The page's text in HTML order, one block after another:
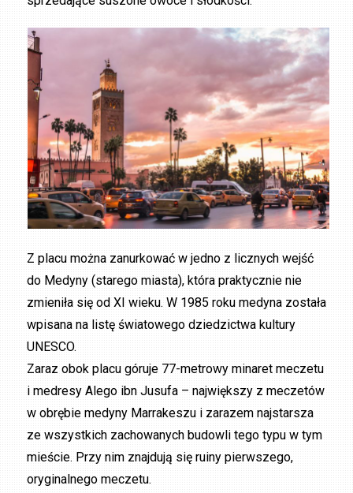
Z placu można zanurkować w jedno z licznych wejść
do Medyny (starego miasta), która praktycznie nie
zmieniła się od XI wieku. W 1985 roku medyna została
wpisana na listę światowego dziedzictwa kultury
UNESCO.
Zaraz obok placu góruje 77-metrowy minaret meczetu
i medresy Alego ibn Jusufa – największy z meczetów
w obrębie medyny Marrakeszu i zarazem najstarsza
ze wszystkich zachowanych budowli tego typu w tym
mieście. Przy nim znajdują się ruiny pierwszego,
oryginalnego meczetu.